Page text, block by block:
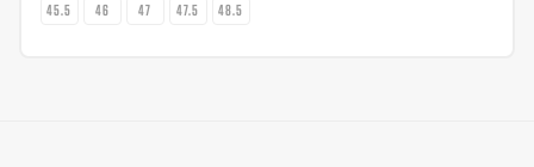
45.5
46 47 47.5 48.5